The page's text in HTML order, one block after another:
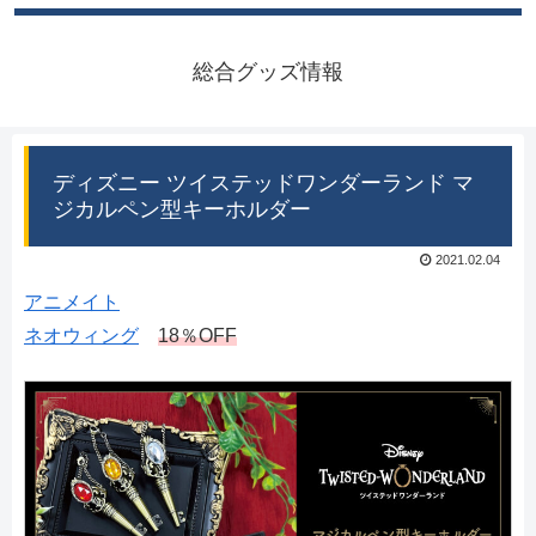
総合グッズ情報
ディズニー ツイステッドワンダーランド マ
ジカルペン型キーホルダー
2021.02.04
アニメイト
ネオウィング
18％OFF